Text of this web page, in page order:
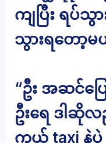
ကျပြီး ရပ်
သွားရတော့မ
“ဦး အဆင်ပ
ဦးရေ ဒါဆို
ကယ် taxi နဲ့